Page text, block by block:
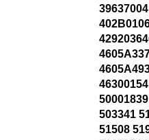
503341
51508